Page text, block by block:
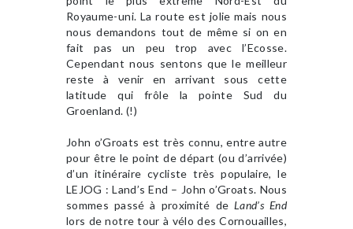
Royaume-uni. La route est jolie mais nous
nous demandons tout de même si on en
fait pas un peu trop avec l’Ecosse.
Cependant nous sentons que le meilleur
reste à venir en arrivant sous cette
latitude qui frôle la pointe Sud du
Groenland. (!)
John o’Groats est très connu, entre autre
pour être le point de départ (ou d’arrivée)
d’un itinéraire cycliste très populaire, le
LEJOG : Land’s End – John o’Groats. Nous
sommes passé à proximité de Land’s End
lors de notre tour à vélo des Cornouailles,